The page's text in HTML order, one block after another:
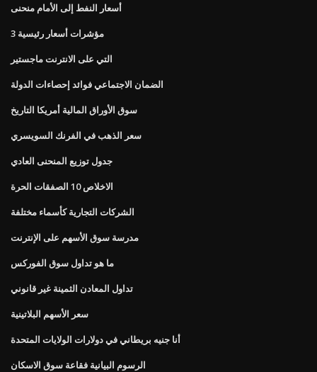
أسعار النفط إلى الأمام منحنى
3 مؤشرات أسعار رئيسية
التي على الانترنت ماجستير
الضمان الاجتماعي فوائد إحصاءات الدولة
سوق الأوراق المالية أمريكا التاريخ
سعر الذهب في الفرنك السويسري
جدول توزيع المنحنى العادي
الاخلاص 10 الصفقات الحرة
الشركات التجارية كأسماء مختلفة
مدرسة سوق الأسهم على الإنترنت
ما هو تداول سوق الفوركس
تداول المعادن الثمينة غير قانوني
سعر الأسهم البلاتينية
أنا جنيه بريطاني في دولارات الولايات المتحدة
الرسوم البيانية فقاعة سوق الاسكان